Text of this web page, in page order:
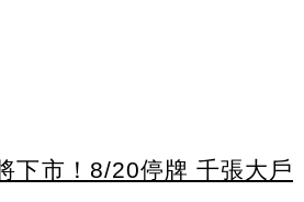
下市！8/20停牌 千張大戶